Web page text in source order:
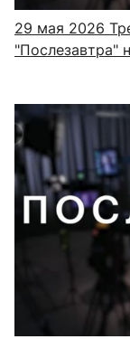
29 мая 2026
"Послезавтра"